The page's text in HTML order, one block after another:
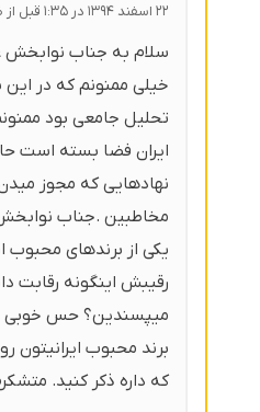
۲۲ اسفند ۱۳۹۴ در ۱:۳۵ قبل از ظهر
سلام به جناب نوابخش
خیلی ممنونم که در
تحلیل جامعی بود
ایران فضا بسته است
نهادهایی که مجوز
مخاطبین .جناب
یکی از برندهای محبوب
رقیبش اینگونه رقابت
میپسندین؟ حس خوبی
برند محبوب ایرانیتون
که داره ذکر کنید.